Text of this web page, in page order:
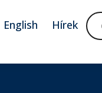
English Hírek